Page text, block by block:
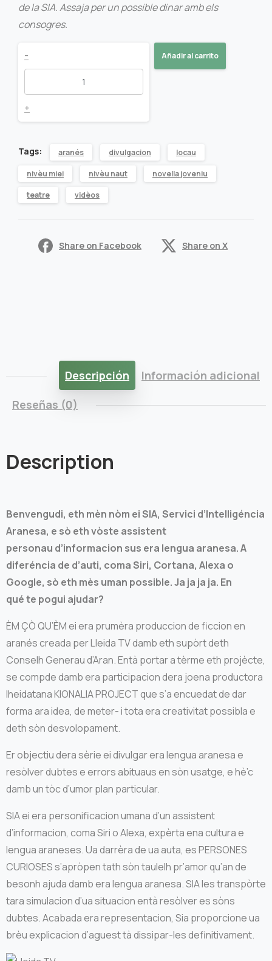
de la SIA. Assaja per un possible dinar amb els
consogres.
Frutes
Èm
qu'èm
quantity
-
+
Añadir al carrito
Tags: aranés divulgacion locau
nivèu miei nivèu naut novella joveniu
teatre vidèos
Share on Facebook Share on X
Descripción
Información adicional
Reseñas (0)
Description
Benvengudi, eth mèn nòm ei SIA, Servici d’Intelligéncia
Aranesa, e sò eth vòste assistent
personau d’informacion sus era lengua aranesa. A
diferéncia de d’auti, coma Siri, Cortana, Alexa o
Google, sò eth mès uman possible. Ja ja ja ja. En
qué te pogui ajudar?
ÈM ÇÒ QU’ÈM ei era prumèra produccion de ficcion en
aranés creada per Lleida TV damb eth supòrt deth
Conselh Generau d’Aran. Entà portar a tèrme eth projècte,
se compde damb era participacion dera joena productora
lheidatana KIONALIA PROJECT que s’a encuedat de dar
forma ara idea, de meter- i tota era creativitat possibla e
deth sòn desvolopament.
Er objectiu dera sèrie ei divulgar era lengua aranesa e
resòlver dubtes e errors abituaus en sòn usatge, e hè’c
damb un tòc d’umor plan particular.
SIA ei era personificacion umana d’un assistent
d’informacion, coma Siri o Alexa, expèrta ena cultura e
lengua araneses. Ua darrèra de ua auta, es PERSONES
CURIOSES s’apròpen tath sòn taulelh pr’amor qu’an de
besonh ajuda damb era lengua aranesa. SIA les transpòrte
tara simulacion d’ua situacion entà resòlver es sòns
dubtes. Acabada era representacion, Sia proporcione ua
brèu explicacion d’aguest tà dissipar-les definitivament.